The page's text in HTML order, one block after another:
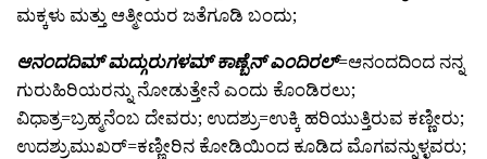
ಮಕ್ಕಳು ಮತ್ತು ಆತ್ಮೀಯರ ಜತೆಗೂಡಿ ಬಂದು;
ಆನಂದದಿಮ್ ಮದ್ಗುರುಗಳಮ್ ಕಾಣ್ಬೆನ್ ಎಂದಿರಲ್=ಆನಂದದಿಂದ ನನ್ನ
ಗುರುಹಿರಿಯರನ್ನು ನೋಡುತ್ತೇನೆ ಎಂದು ಕೊಂಡಿರಲು;
ವಿಧಾತ್ರ=ಬ್ರಹ್ಮನೆಂಬ ದೇವರು; ಉದಶ್ರು=ಉಕ್ಕಿ ಹರಿಯುತ್ತಿರುವ ಕಣ್ಣೀರು;
ಉದಶ್ರುಮುಖರ್=ಕಣ್ಣೀರಿನ ಕೋಡಿಯಿಂದ ಕೂಡಿದ ಮೊಗವನ್ನುಳ್ಳವರು;